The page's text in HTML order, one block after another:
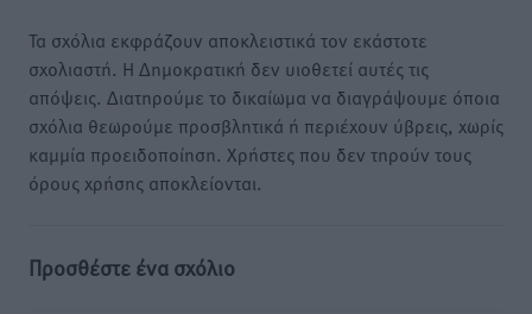
Τα σχόλια εκφράζουν αποκλειστικά τον εκάστοτε
σχολιαστή. Η Δημοκρατική δεν υιοθετεί αυτές τις
απόψεις. Διατηρούμε το δικαίωμα να διαγράψουμε όποια
σχόλια θεωρούμε προσβλητικά ή περιέχουν ύβρεις, χωρίς
καμμία προειδοποίηση. Χρήστες που δεν τηρούν τους
όρους χρήσης αποκλείονται.
Προσθέστε ένα σχόλιο